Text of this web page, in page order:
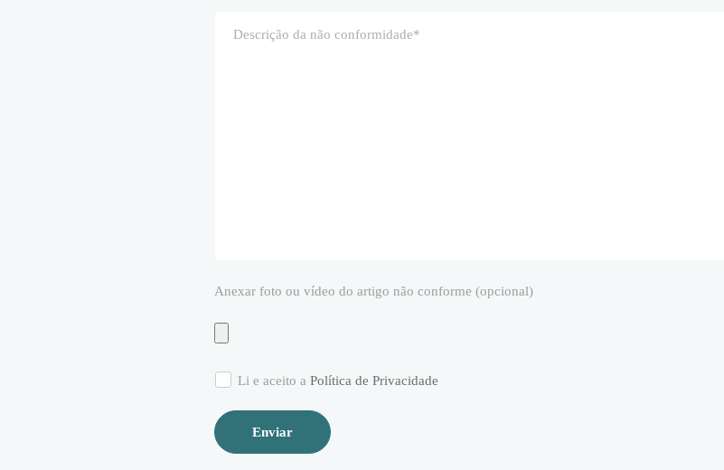
Anexar foto ou vídeo do artigo não conforme (opcional)
Li e aceito a Política de Privacidade